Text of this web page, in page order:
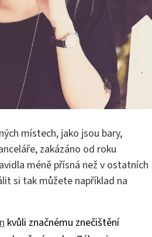
místech, jako jsou bary,
zakázáno od roku
méně přísná než v ostatních
si tak můžete například na
kvůli značnému znečištění